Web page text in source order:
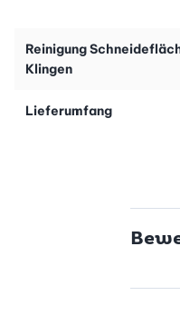
Reinigung
Klingen
Lieferumfang